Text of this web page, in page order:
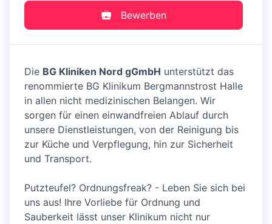
Bewerben
Die BG Kliniken Nord gGmbH unterstützt das
renommierte BG Klinikum Bergmannstrost Halle
in allen nicht medizinischen Belangen. Wir
sorgen für einen einwandfreien Ablauf durch
unsere Dienstleistungen, von der Reinigung bis
zur Küche und Verpflegung, hin zur Sicherheit
und Transport.
Putzteufel? Ordnungsfreak? - Leben Sie sich bei
uns aus! Ihre Vorliebe für Ordnung und
Sauberkeit lässt unser Klinikum nicht nur